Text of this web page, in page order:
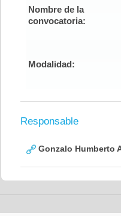
Nombre de la
convocatoria:
Modalidad:
Responsable
Gonzalo Humberto